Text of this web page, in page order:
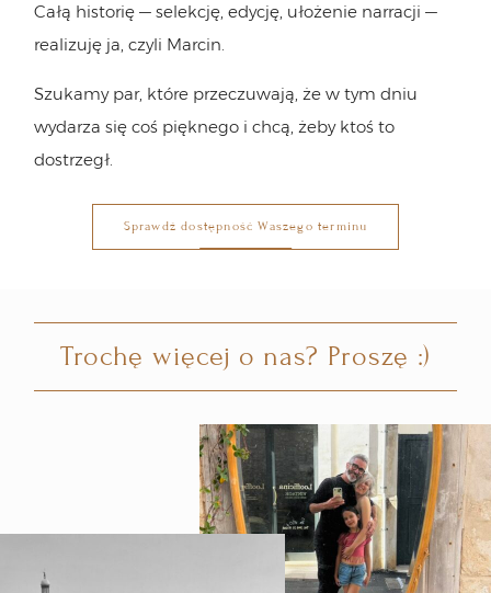
Całą historię — selekcję, edycję, ułożenie narracji —
realizuję ja, czyli Marcin.
Szukamy par, które przeczuwają, że w tym dniu
wydarza się coś pięknego i chcą, żeby ktoś to
dostrzegł.
Sprawdź dostępność Waszego terminu
Trochę więcej o nas? Proszę :)